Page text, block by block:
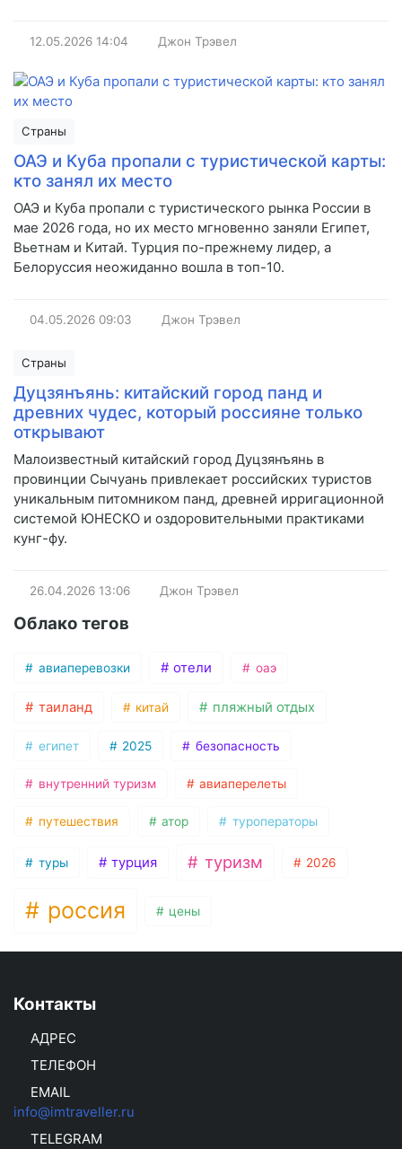
12.05.2026 14:04 Джон Трэвел
Страны
ОАЭ и Куба пропали с туристической карты:
кто занял их место
ОАЭ и Куба пропали с туристического рынка России в
мае 2026 года, но их место мгновенно заняли Египет,
Вьетнам и Китай. Турция по-прежнему лидер, а
Белоруссия неожиданно вошла в топ-10.
04.05.2026 09:03 Джон Трэвел
Страны
Дуцзянъянь: китайский город панд и
древних чудес, который россияне только
открывают
Малоизвестный китайский город Дуцзянъянь в
провинции Сычуань привлекает российских туристов
уникальным питомником панд, древней ирригационной
системой ЮНЕСКО и оздоровительными практиками
кунг-фу.
26.04.2026 13:06 Джон Трэвел
Облако тегов
авиаперевозки отели оаэ
таиланд китай пляжный отдых
египет 2025 безопасность
внутренний туризм авиаперелеты
путешествия атор туроператоры
туры турция туризм 2026
россия цены
Контакты
АДРЕС
ТЕЛЕФОН
EMAIL
info@imtraveller.ru
TELEGRAM